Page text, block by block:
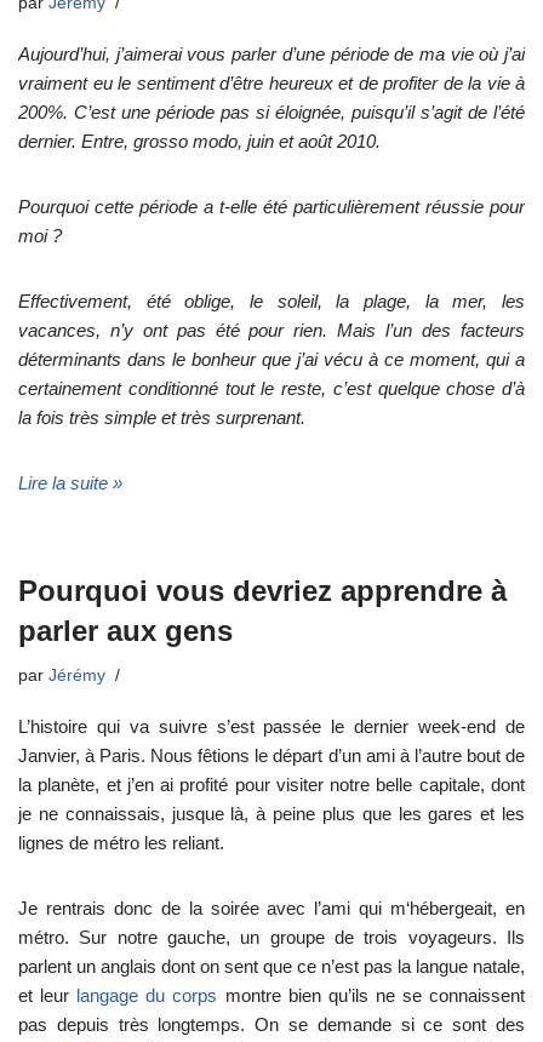
Aujourd’hui, j’aimerai vous parler d’une période de ma vie où j’ai
vraiment eu le sentiment d’être heureux et de profiter de la vie à
200%. C’est une période pas si éloignée, puisqu’il s’agit de l’été
dernier. Entre, grosso modo, juin et août 2010.
Pourquoi cette période a t-elle été particulièrement réussie pour
moi ?
Effectivement, été oblige, le soleil, la plage, la mer, les
vacances, n’y ont pas été pour rien. Mais l’un des facteurs
déterminants dans le bonheur que j’ai vécu à ce moment, qui a
certainement conditionné tout le reste, c’est quelque chose d’à
la fois très simple et très surprenant.
Lire la suite »
Pourquoi vous devriez apprendre à
parler aux gens
par Jérémy
L’histoire qui va suivre s’est passée le dernier week-end de
Janvier, à Paris. Nous fêtions le départ d’un ami à l’autre bout de
la planète, et j’en ai profité pour visiter notre belle capitale, dont
je ne connaissais, jusque là, à peine plus que les gares et les
lignes de métro les reliant.
Je rentrais donc de la soirée avec l’ami qui m‘hébergeait, en
métro. Sur notre gauche, un groupe de trois voyageurs. Ils
parlent un anglais dont on sent que ce n’est pas la langue natale,
et leur langage du corps montre bien qu’ils ne se connaissent
pas depuis très longtemps. On se demande si ce sont des